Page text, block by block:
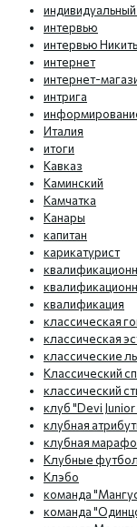
интервью
интервью
интернет
интернет-
интрига
Италия
итоги
Кавказ
Каминский
Камчатка
Канары
капитан
карикатурист
квалификация
классическая
классическая
классические
Классический
классический
клуб "Devi
клубная
клубная
Клубные
Клэбо
команда
команда